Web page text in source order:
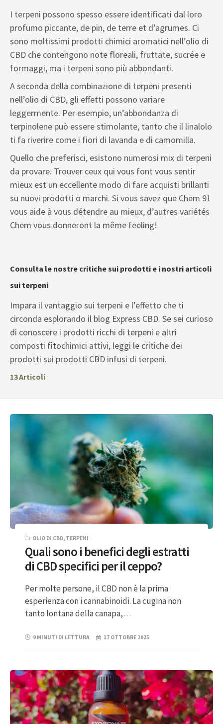
I terpeni possono spesso essere identificati dal loro
profumo piccante, de pin, de terre et d’agrumes. Ci
sono moltissimi prodotti chimici aromatici nell’olio di
CBD che contengono note floreali, fruttate, sucrée e
formaggi, ma i terpeni sono più abbondanti.
A seconda della combinazione di terpeni presenti
nell’olio di CBD, gli effetti possono variare
leggermente. Per esempio, un’abbondanza di
terpinolene può essere stimolante, tanto che il linalolo
ti fa riverire come i fiori di lavanda e di camomilla.
Quello che preferisci, esistono numerosi mix di terpeni
da provare. Trouver ceux qui vous font vous sentir
mieux est un eccellente modo di fare acquisti brillanti
su nuovi prodotti o marchi. Si vous savez que Chem 91
vous aide à vous détendre au mieux, d’autres variétés
Chem vous donneront la même feeling!
Consulta le nostre critiche sui prodotti e i nostri articoli
sui terpeni
Impara il vantaggio sui terpeni e l’effetto che ti
circonda esplorando il blog Express CBD. Se sei curioso
di conoscere i prodotti ricchi di terpeni e altri
composti fitochimici attivi, leggi le critiche dei
prodotti sui prodotti CBD infusi di terpeni.
13Articoli
OLIO DI CBD, TERPENI
Quali sono i benefici degli estratti
di CBD specifici per il ceppo?
Per molte persone, il CBD non è la prima
esperienza con i cannabinoidi. La cugina non
tanto lontana della canapa,…
9 MINUTI DI LETTURA 17 OTTOBRE 2025